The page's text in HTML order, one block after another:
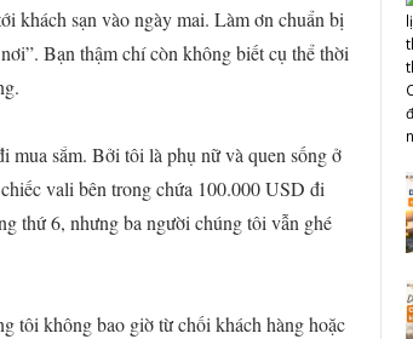
khách sạn vào ngày mai. Làm ơn chuẩn bị
Bạn thậm chí còn không biết cụ thể thời
sắm. Bởi tôi là phụ nữ và quen sống ở
vali bên trong chứa 100.000 USD đi
thứ 6, nhưng ba người chúng tôi vẫn ghé
tôi không bao giờ từ chối khách hàng hoặc